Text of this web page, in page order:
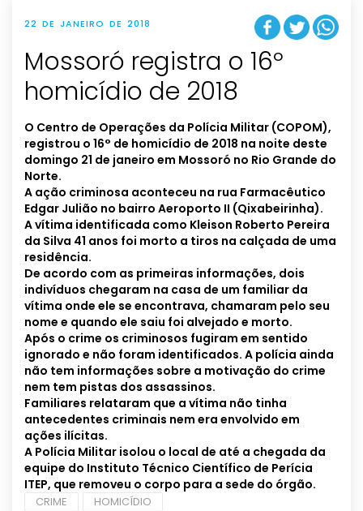
22 DE JANEIRO DE 2018
Mossoró registra o 16º
homicídio de 2018
O Centro de Operações da Polícia Militar (COPOM),
registrou o 16° de homicídio de 2018 na noite deste
domingo 21 de janeiro em Mossoró no Rio Grande do
Norte.
A ação criminosa aconteceu na rua Farmacêutico
Edgar Julião no bairro Aeroporto II (Qixabeirinha).
A vítima identificada como Kleison Roberto Pereira
da Silva 41 anos foi morto a tiros na calçada de uma
residência.
De acordo com as primeiras informações, dois
indivíduos chegaram na casa de um familiar da
vítima onde ele se encontrava, chamaram pelo seu
nome e quando ele saiu foi alvejado e morto.
Após o crime os criminosos fugiram em sentido
ignorado e não foram identificados. A polícia ainda
não tem informações sobre a motivação do crime
nem tem pistas dos assassinos.
Familiares relataram que a vítima não tinha
antecedentes criminais nem era envolvido em
ações ilícitas.
A Polícia Militar isolou o local de até a chegada da
equipe do Instituto Técnico Científico de Perícia
ITEP, que removeu o corpo para a sede do órgão.
CRIME
HOMICÍDIO